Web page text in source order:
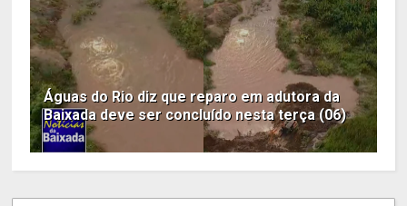
Águas do Rio diz que reparo em adutora da
Baixada deve ser concluído nesta terça (06)